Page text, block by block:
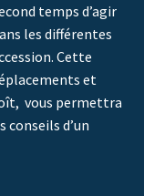
temps d’agir
les différentes
Cette
et
vous permettra
conseils d’un